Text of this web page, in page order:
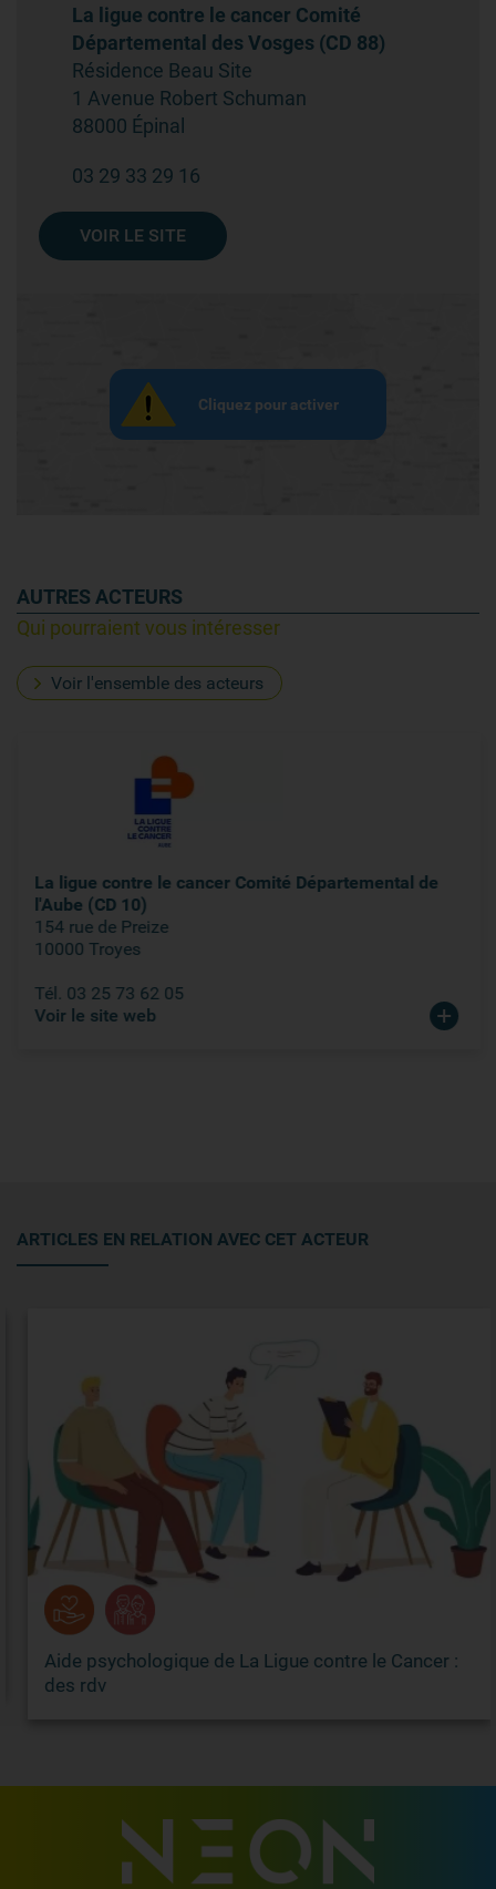
La ligue contre le cancer Comité
Départemental des Vosges (CD 88)
Résidence Beau Site
1 Avenue Robert Schuman
88000 Épinal
03 29 33 29 16
VOIR LE SITE
Cliquez pour activer
AUTRES ACTEURS
Qui pourraient vous intéresser
Voir l'ensemble des acteurs
La ligue contre le cancer Comité Départemental de
l'Aube (CD 10)
154 rue de Preize
10000 Troyes
Tél. 03 25 73 62 05
Voir le site web
ARTICLES EN RELATION AVEC CET ACTEUR
Aide psychologique de La Ligue contre le Cancer :
des rdv